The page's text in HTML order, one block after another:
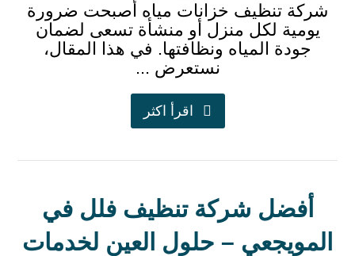
شركة تنظيف خزانات مياه أصبحت ضرورة
يومية لكل منزل أو منشأة تسعى لضمان
جودة المياه ونظافتها. في هذا المقال،
نستعرض ...
اقرأ اكثر
أفضل شركة تنظيف فلل في
المويجعي – حلول العين لخدمات